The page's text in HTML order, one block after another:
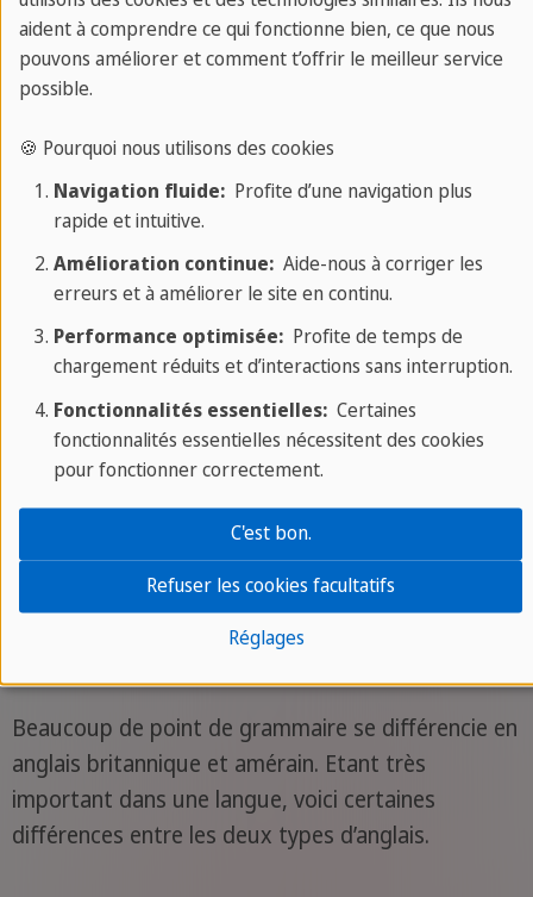
britannique
américain
Alimenter Fuelled
Bijoux Jewellery Jewelry
Beaucoup de point de grammaire se différencie en
anglais britannique et amérain. Etant très
important dans une langue, voici certaines
différences entre les deux types d’anglais.
aident à comprendre ce qui fonctionne bien, ce que nous
pouvons améliorer et comment t’offrir le meilleur service
possible.
🍪 Pourquoi nous utilisons des cookies
Navigation fluide:Profite d’une navigation plus
rapide et intuitive.
Amélioration continue:Aide-nous à corriger les
erreurs et à améliorer le site en continu.
Performance optimisée:Profite de temps de
chargement réduits et d’interactions sans interruption.
Fonctionnalités essentielles:Certaines
fonctionnalités essentielles nécessitent des cookies
pour fonctionner correctement.
Réglages
Refuser les cookies facultatifs
C'est bon.